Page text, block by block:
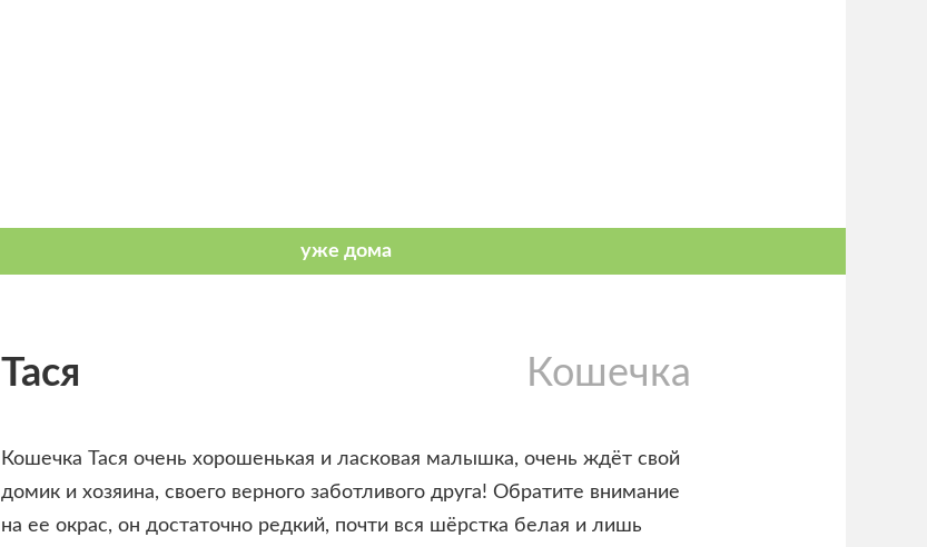
Кошечка
Тася
Кошечка Тася очень хорошенькая и ласковая малышка, очень ждёт свой
домик и хозяина, своего верного заботливого друга! Обратите внимание
на ее окрас, он достаточно редкий, почти вся шёрстка белая и лишь